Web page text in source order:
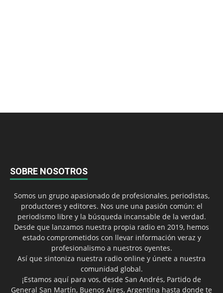
SOBRE NOSOTROS
Somos un grupo apasionado de profesionales, periodistas,
productores y editores. Nos une una pasión común: el
periodismo libre y la búsqueda incansable de la verdad.
Desde que lanzamos nuestra propia radio en 2019, hemos
estado comprometidos con llevar información veraz y
profesionalismo a nuestros oyentes.
Así que sintoniza nuestra radio online y únete a nuestra
comunidad global.
¡Estamos aquí para vos, desde San Andrés, Partido de
General San Martín, Buenos Aires, Argentina hasta donde te